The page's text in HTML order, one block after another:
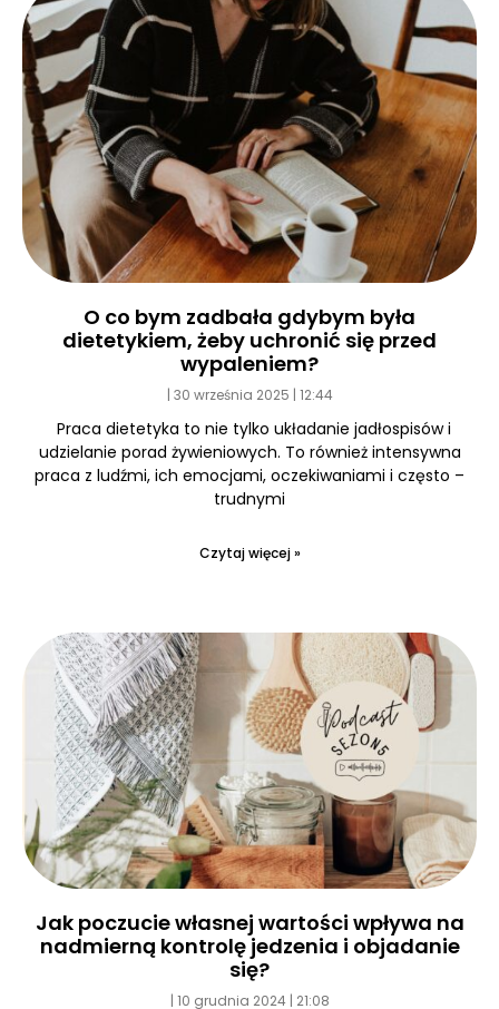
O co bym zadbała gdybym była
dietetykiem, żeby uchronić się przed
wypaleniem?
30 września 2025 12:44
Praca dietetyka to nie tylko układanie jadłospisów i
udzielanie porad żywieniowych. To również intensywna
praca z ludźmi, ich emocjami, oczekiwaniami i często –
trudnymi
Czytaj więcej »
Jak poczucie własnej wartości wpływa na
nadmierną kontrolę jedzenia i objadanie
się?
10 grudnia 2024 21:08